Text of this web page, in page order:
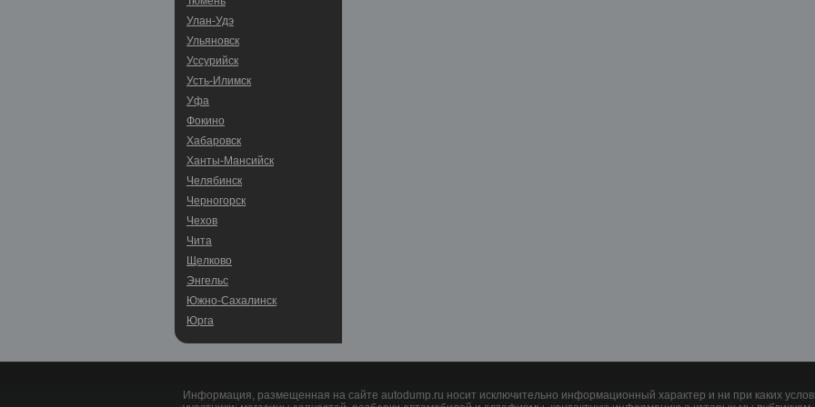
Улан-Удэ
Ульяновск
Уссурийск
Усть-Илимск
Уфа
Фокино
Хабаровск
Ханты-Мансийск
Челябинск
Черногорск
Чехов
Чита
Щелково
Энгельс
Южно-Сахалинск
Юрга
Информация, размещенная на сайте autodump.ru носит исключительно информационный характер и ни при каких